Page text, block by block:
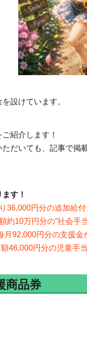
設けています。
紹介します！
だいても、記事で掲
す！
36,000円分の追加給
約10万円分の”社会手
月92,000円分の支援金
46,000円分の児童手
商品券